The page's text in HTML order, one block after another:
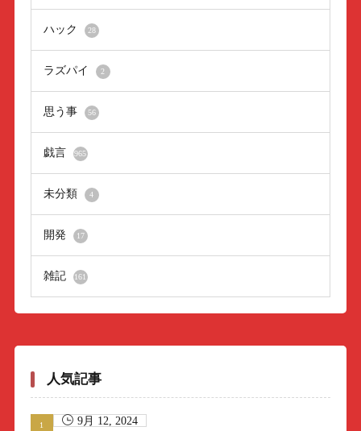
ハック 28
ラズパイ 2
思う事 56
戯言 965
未分類 4
開発 17
雑記 161
人気記事
9月 12, 2024